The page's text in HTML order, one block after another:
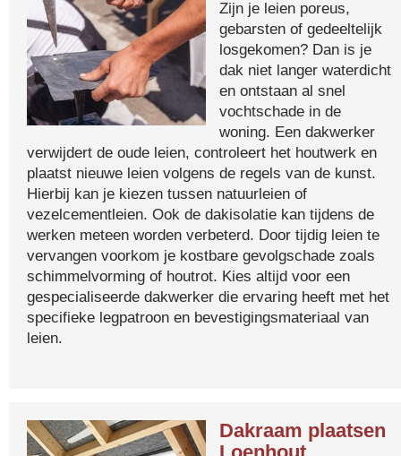
Zijn je leien poreus,
gebarsten of gedeeltelijk
losgekomen? Dan is je
dak niet langer waterdicht
en ontstaan al snel
vochtschade in de
woning. Een dakwerker
verwijdert de oude leien, controleert het houtwerk en
plaatst nieuwe leien volgens de regels van de kunst.
Hierbij kan je kiezen tussen natuurleien of
vezelcementleien. Ook de dakisolatie kan tijdens de
werken meteen worden verbeterd. Door tijdig leien te
vervangen voorkom je kostbare gevolgschade zoals
schimmelvorming of houtrot. Kies altijd voor een
gespecialiseerde dakwerker die ervaring heeft met het
specifieke legpatroon en bevestigingsmateriaal van
leien.
Dakraam plaatsen